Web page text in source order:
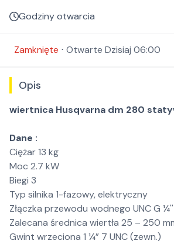
Godziny otwarcia
Zamknięte ⋅ Otwarte Dzisiaj 06:00
Opis
wiertnica Husqvarna dm 280
Dane :
Ciężar 13 kg
Moc 2.7 kW
Biegi 3
Typ silnika 1-fazowy, elektryczny
Złączka przewodu wodnego UNC G ¼''
Zalecana średnica wiertła 25 – 250
Gwint wrzeciona 1 ¼” 7 UNC (zewn.)